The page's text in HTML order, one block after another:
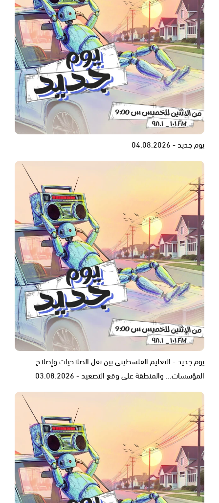
يوم جديد - 04.08.2026
يوم جديد - التعليم الفلسطيني بين نقل الصلاحيات وإصلاح
المؤسسات... والمنطقة على وقع التصعيد - 03.08.2026